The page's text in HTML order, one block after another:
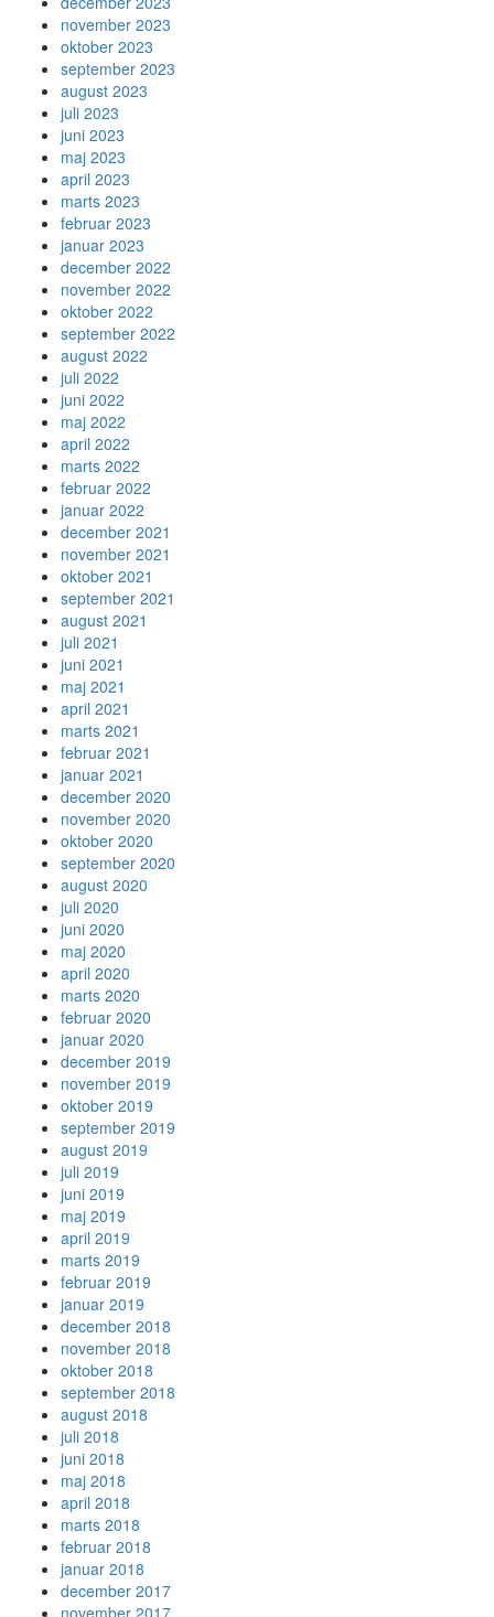
november 2023
oktober 2023
september 2023
august 2023
juli 2023
juni 2023
maj 2023
april 2023
marts 2023
februar 2023
januar 2023
december 2022
november 2022
oktober 2022
september 2022
august 2022
juli 2022
juni 2022
maj 2022
april 2022
marts 2022
februar 2022
januar 2022
december 2021
november 2021
oktober 2021
september 2021
august 2021
juli 2021
juni 2021
maj 2021
april 2021
marts 2021
februar 2021
januar 2021
december 2020
november 2020
oktober 2020
september 2020
august 2020
juli 2020
juni 2020
maj 2020
april 2020
marts 2020
februar 2020
januar 2020
december 2019
november 2019
oktober 2019
september 2019
august 2019
juli 2019
juni 2019
maj 2019
april 2019
marts 2019
februar 2019
januar 2019
december 2018
november 2018
oktober 2018
september 2018
august 2018
juli 2018
juni 2018
maj 2018
april 2018
marts 2018
februar 2018
januar 2018
december 2017
november 2017